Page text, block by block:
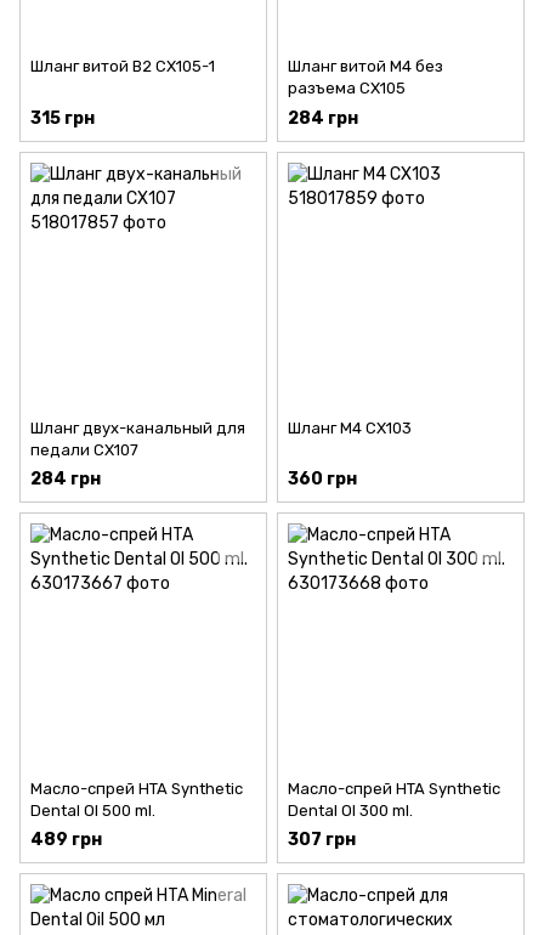
Шланг витой В2 CX105-1
315 грн
Шланг витой М4 без
разъема CX105
284 грн
Шланг двух-канальный для
педали CX107
284 грн
Шланг М4 CX103
360 грн
Масло-спрей HTA Synthetic
Dental Ol 500 ml.
489 грн
Масло-спрей HTA Synthetic
Dental Ol 300 ml.
307 грн